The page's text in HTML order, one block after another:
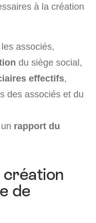
à la création
associés,
du siège social,
effectifs,
des associés et du
rapport du
création
de